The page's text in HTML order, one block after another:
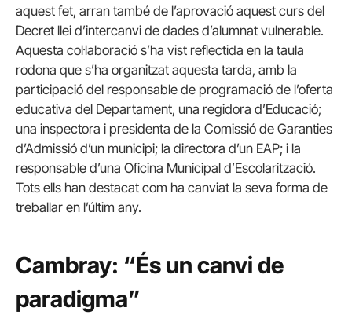
aquest fet, arran també de l’aprovació aquest curs del
Decret llei d’intercanvi de dades d’alumnat vulnerable.
Aquesta col·laboració s’ha vist reflectida en la taula
rodona que s’ha organitzat aquesta tarda, amb la
participació del responsable de programació de l’oferta
educativa del Departament, una regidora d’Educació;
una inspectora i presidenta de la Comissió de Garanties
d’Admissió d’un municipi; la directora d’un EAP; i la
responsable d’una Oficina Municipal d’Escolarització.
Tots ells han destacat com ha canviat la seva forma de
treballar en l’últim any.
Cambray: “És un canvi de
paradigma”